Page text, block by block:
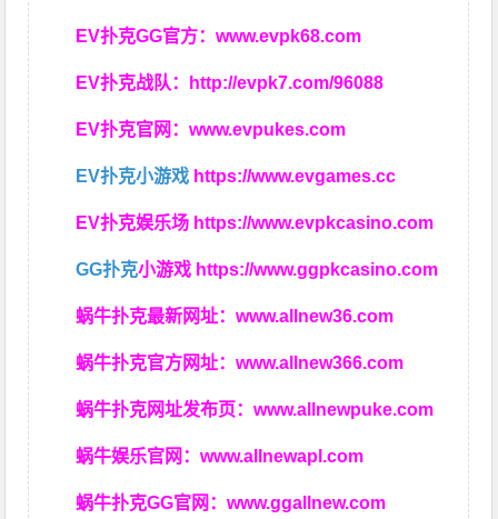
EV扑克GG官方：www.evpk68.com
EV扑克战队： http://evpk7.com/96088
EV扑克官网：www.evpukes.com
EV扑克小游戏 https://www.evgames.cc
EV扑克娱乐场 https://www.evpkcasino.com
GG扑克小游戏 https://www.ggpkcasino.com
蜗牛扑克最新网址：www.allnew36.com
蜗牛扑克官方网址：www.allnew366.com
蜗牛扑克网址发布页：www.allnewpuke.com
蜗牛娱乐官网：www.allnewapl.com
蜗牛扑克GG官网：www.ggallnew.com